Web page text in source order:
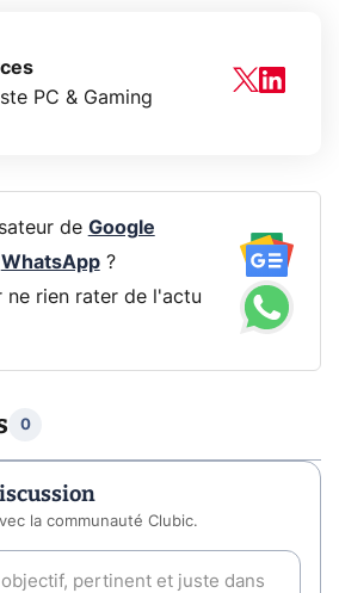
PC & Gaming
de Google
WhatsApp?
ne rien rater de l'actu
0
la communauté Clubic.